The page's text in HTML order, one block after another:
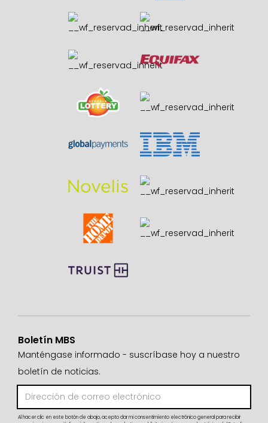
Boletín MBS
Manténgase informado - suscríbase hoy a nuestro
boletín de noticias.
Al hacer clic en este botón de abajo, acepto dar mi consentimiento electrónico general para recibir